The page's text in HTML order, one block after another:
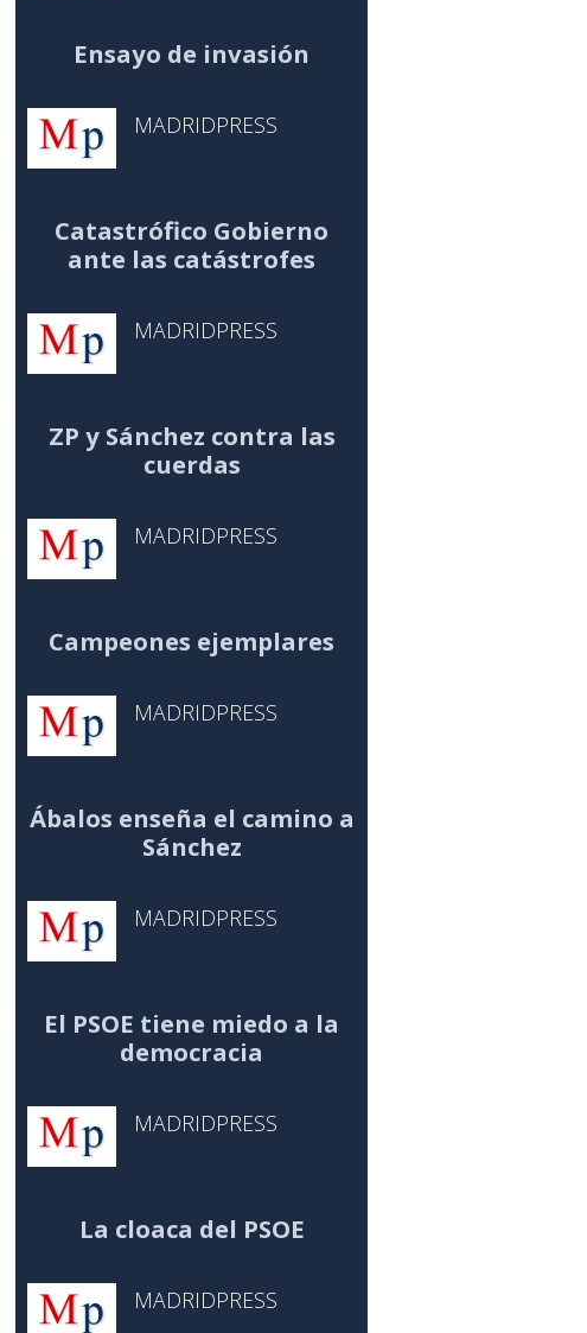
Ensayo de invasión
MADRIDPRESS
Catastrófico Gobierno
ante las catástrofes
MADRIDPRESS
ZP y Sánchez contra las
cuerdas
MADRIDPRESS
Campeones ejemplares
MADRIDPRESS
Ábalos enseña el camino a
Sánchez
MADRIDPRESS
El PSOE tiene miedo a la
democracia
MADRIDPRESS
La cloaca del PSOE
MADRIDPRESS